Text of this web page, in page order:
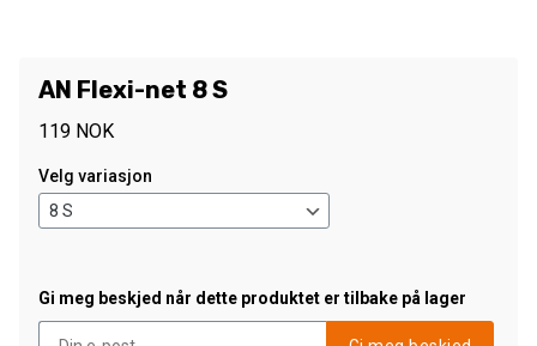
AN Flexi-net 8 S
119 NOK
Velg variasjon
Gi meg beskjed når dette produktet er tilbake på lager